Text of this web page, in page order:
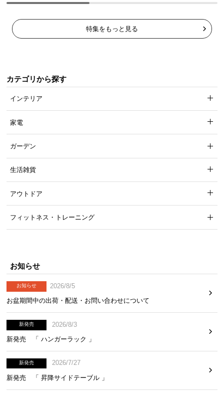
安全面にもしっかり配慮した設計
どんな方にも安心してお使い頂けるよう、安全面に
テーブルの四隅を金具で固定
テーブルの四隅は裏から金具でしっかりと固定。ぐ
らつきにくくなり安定感が増しました。
特集をもっと見る
カテゴリから探す
インテリア
家電
ガーデン
生活雑貨
アウトドア
フィットネス・トレーニング
お知らせ
お知らせ
2026/8/5
お盆期間中の出荷・配送・お問い合わせについて
新発売
2026/8/3
新発売 「 ハンガーラック 」
新発売
2026/7/27
新発売 「 昇降サイドテーブル 」